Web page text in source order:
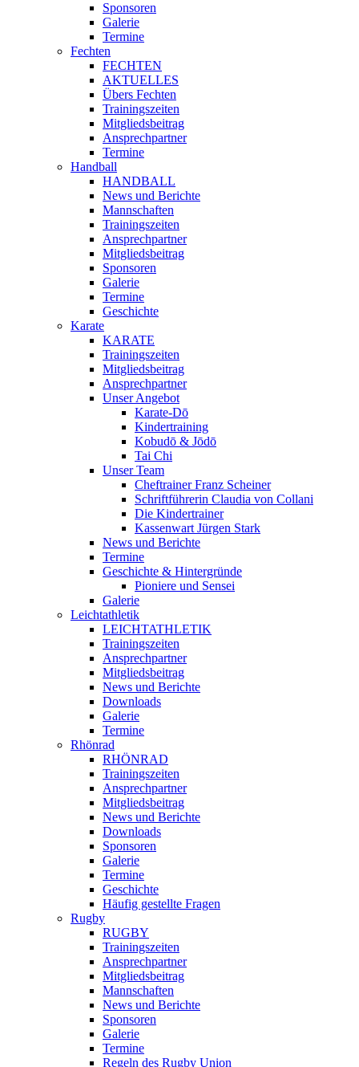
Sponsoren
Galerie
Termine
Fechten
FECHTEN
AKTUELLES
Übers Fechten
Trainingszeiten
Mitgliedsbeitrag
Ansprechpartner
Termine
Handball
HANDBALL
News und Berichte
Mannschaften
Trainingszeiten
Ansprechpartner
Mitgliedsbeitrag
Sponsoren
Galerie
Termine
Geschichte
Karate
KARATE
Trainingszeiten
Mitgliedsbeitrag
Ansprechpartner
Unser Angebot
Karate-Dō
Kindertraining
Kobudō & Jōdō
Tai Chi
Unser Team
Cheftrainer Franz Scheiner
Schriftführerin Claudia von Collani
Die Kindertrainer
Kassenwart Jürgen Stark
News und Berichte
Termine
Geschichte & Hintergründe
Pioniere und Sensei
Galerie
Leichtathletik
LEICHTATHLETIK
Trainingszeiten
Ansprechpartner
Mitgliedsbeitrag
News und Berichte
Downloads
Galerie
Termine
Rhönrad
RHÖNRAD
Trainingszeiten
Ansprechpartner
Mitgliedsbeitrag
News und Berichte
Downloads
Sponsoren
Galerie
Termine
Geschichte
Häufig gestellte Fragen
Rugby
RUGBY
Trainingszeiten
Ansprechpartner
Mitgliedsbeitrag
Mannschaften
News und Berichte
Sponsoren
Galerie
Termine
Regeln des Rugby Union